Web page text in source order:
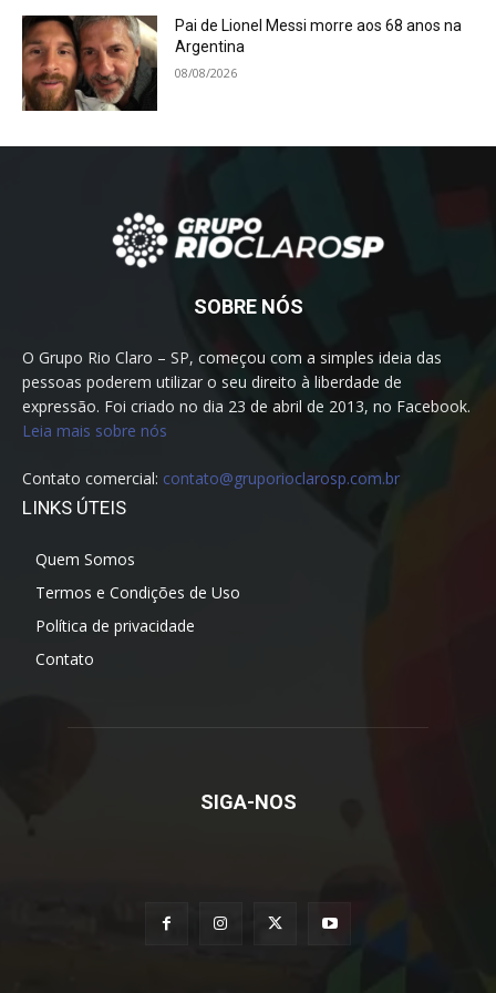
Pai de Lionel Messi morre aos 68 anos na
Argentina
08/08/2026
SOBRE NÓS
O Grupo Rio Claro – SP, começou com a simples ideia das
pessoas poderem utilizar o seu direito à liberdade de
expressão. Foi criado no dia 23 de abril de 2013, no Facebook.
Leia mais sobre nós
Contato comercial: contato@gruporioclarosp.com.br
LINKS ÚTEIS
Quem Somos
Termos e Condições de Uso
Política de privacidade
Contato
SIGA-NOS